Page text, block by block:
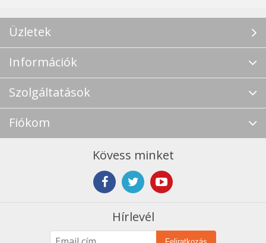
Üzletek
Információk
Szolgáltatások
Fiókom
Kövess minket
Hírlevél